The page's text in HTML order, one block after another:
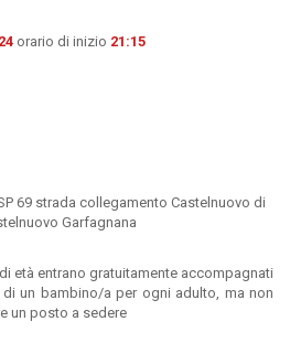
orario di inizio 21:15
69 strada collegamento Castelnuovo di
Garfagnana
età entrano gratuitamente accompagnati
un bambino/a per ogni adulto, ma non
un posto a sedere